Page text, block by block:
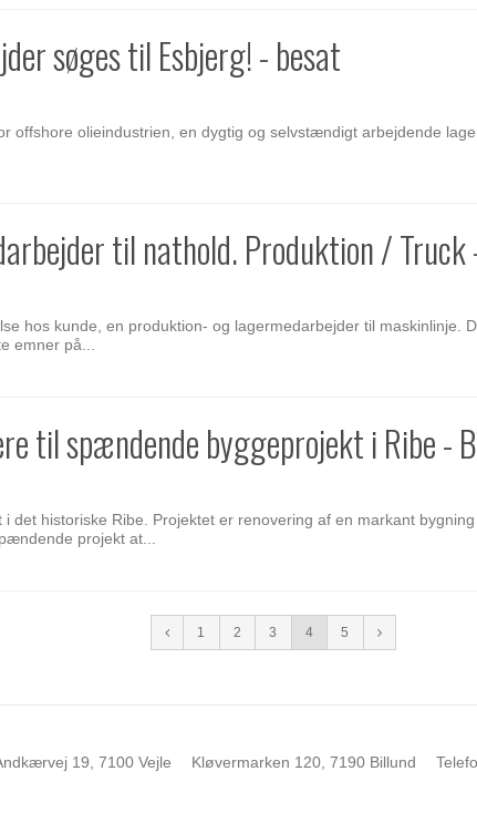
søges til Esbjerg! - besat
offshore olieindustrien, en dygtig og selvstændigt arbejdende
til nathold. Produktion / Truck
hos kunde, en produktion- og lagermedarbejder til maskinlinje.
emner på...
til spændende byggeprojekt i Ribe -
det historiske Ribe. Projektet er renovering af en markant
projekt at...
1 2 3 4 5
19, 7100 Vejle Kløvermarken 120, 7190 Billund